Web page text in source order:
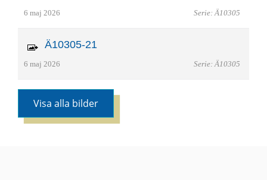
6 maj 2026 Serie: Ä10305
Ä10305-21
6 maj 2026 Serie: Ä10305
Visa alla bilder